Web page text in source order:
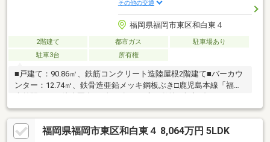
その他の交通
福岡県福岡市東区和白東４
2階建て 都市ガス
駐車場あり
駐車3台
所有権
■戸建て：90.86㎡、鉄筋コンクリート造陸屋根2階建て■バーカウ
ンター：12.74㎡、鉄骨造亜鉛メッキ鋼板ぶき□鹿児島本線「福工
大前駅」まで徒歩圏内□57坪を超える広い敷地□車庫2台・カーポ
ート2台の駐車スペースあり内覧をご希望の方はお気軽にお問合せ
ください♪
福岡県福岡市東区和白東４ 8,064万円 5LDK